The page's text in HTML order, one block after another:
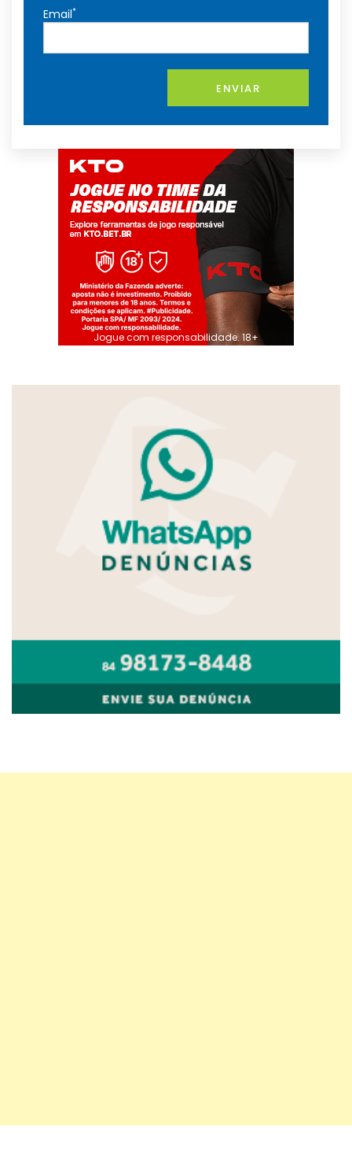
Email*
ENVIAR
Jogue com responsabilidade. 18+